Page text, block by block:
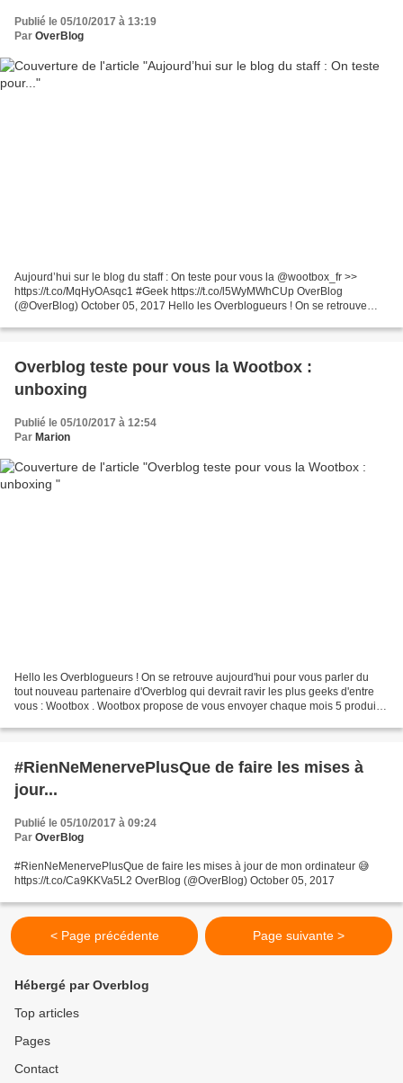
Publié le 05/10/2017 à 13:19
Par OverBlog
Aujourd’hui sur le blog du staff : On teste pour vous la @wootbox_fr >>
https://t.co/MqHyOAsqc1 #Geek https://t.co/l5WyMWhCUp OverBlog
(@OverBlog) October 05, 2017 Hello les Overblogueurs ! On se retrouve
Overblog teste pour vous la Wootbox :
unboxing
Publié le 05/10/2017 à 12:54
Par Marion
Hello les Overblogueurs ! On se retrouve aujourd'hui pour vous parler du
tout nouveau partenaire d'Overblog qui devrait ravir les plus geeks d'entre
vous : Wootbox . Wootbox propose de vous envoyer chaque mois 5 produits
#RienNeMenervePlusQue de faire les mises à
jour...
Publié le 05/10/2017 à 09:24
Par OverBlog
#RienNeMenervePlusQue de faire les mises à jour de mon ordinateur 😅
https://t.co/Ca9KKVa5L2 OverBlog (@OverBlog) October 05, 2017
< Page précédente Page suivante >
Hébergé par Overblog
Top articles
Pages
Contact